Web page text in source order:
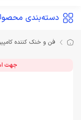
دسته‌بندی
فن و خنک کننده
جهت